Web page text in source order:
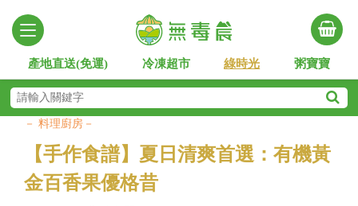
產地直送(免運) 冷凍超市 綠時光 粥寶寶
－ 料理廚房－
【手作食譜】夏日清爽首選：有機黃
金百香果優格昔